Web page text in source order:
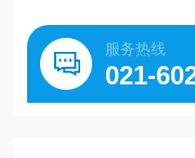
服务热线
021-